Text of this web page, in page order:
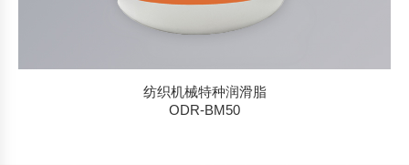
纺织机械特种润滑脂
ODR-BM50